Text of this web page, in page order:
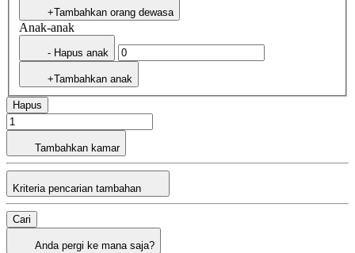
+Tambahkan orang dewasa
Anak-anak
- Hapus anak
+Tambahkan anak
Hapus
Tambahkan kamar
Kriteria pencarian tambahan
Cari
Anda pergi ke mana saja?